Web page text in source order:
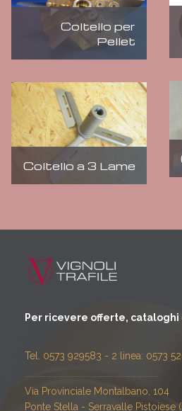
Coltello per
Pellet
Coltello a 3 Lame
Per ricevere offerte, cataloghi
Tel. 0573 929583 - 2 linea: 0573
Via Provinciale Montalbano, 104